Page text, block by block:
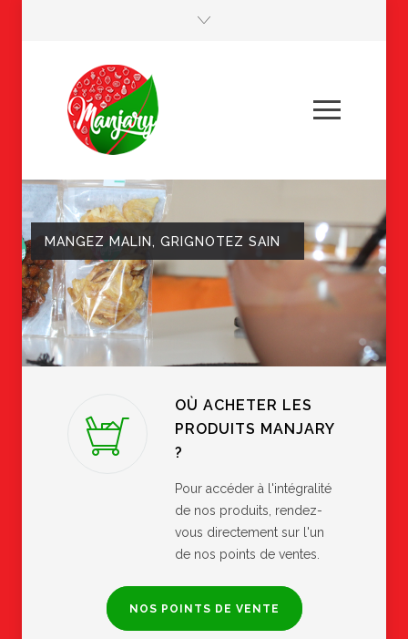
MANGEZ MALIN, GRIGNOTEZ SAIN
OÙ ACHETER LES
PRODUITS MANJARY
?
Pour accéder à l'intégralité
de nos produits, rendez-
vous directement sur l'un
de nos points de ventes.
NOS POINTS DE VENTE